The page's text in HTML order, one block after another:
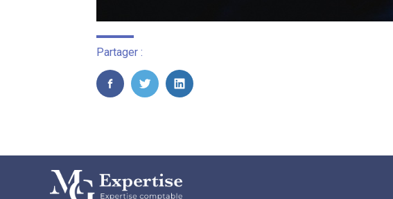
Partager :
FaceBook
TwitterLinkedIn